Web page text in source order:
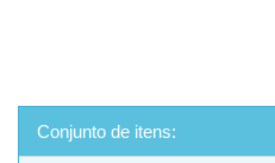
Conjunto de itens: